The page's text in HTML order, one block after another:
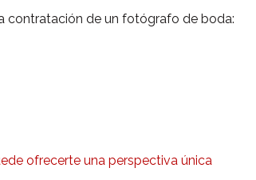
contratación de un fotógrafo de boda:
ofrecerte una perspectiva única